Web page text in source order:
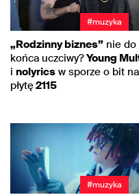
#muzyka
„Rodzinny biznes” nie do
końca uczciwy?Young
i nolyrics w sporze o bit na
płytę2115
#muzyka